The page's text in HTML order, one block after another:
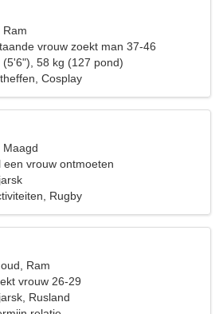
Ram
vrouw zoekt man 37-46
(5'6"), 58 kg (127 pond)
Cosplay
Maagd
een vrouw ontmoeten
Rugby
Ram
vrouw 26-29
Rusland